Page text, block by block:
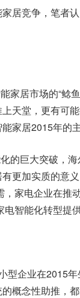
居竞争，笔者
家居市场的“鲶
天堂，更有可
家居2015年的主
的巨大突破，
更加实质的意
家电企业在推
智能化转型提
型企业在2015
概念性助推，